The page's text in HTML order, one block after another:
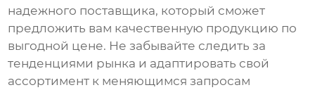
надежного поставщика, который сможет
предложить вам качественную продукцию по
выгодной цене. Не забывайте следить за
тенденциями рынка и адаптировать свой
ассортимент к меняющимся запросам